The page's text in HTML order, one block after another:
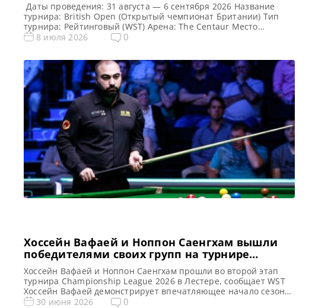
Даты проведения: 31 августа — 6 сентября 2026 Название
турнира: British Open (Открытый чемпионат Британии) Тип
турнира: Рейтинговый (WST) Арена: The Centaur Место
проведения (населенный пункт, город, страна): Челтнем,
Особенность формата: после каждого раунда проходит
случайная жеребьевка (пары игроков формируются случайным
образом)!!! Турнирная […]
8 июля 2026 0
Хоссейн Вафаей и Ноппон Саенгхам вышли
победителями своих групп на турнире
Championship League 2026
Хоссейн Вафаей и Ноппон Саенгхам прошли во второй этап
турнира Championship League 2026 в Лестере, сообщает WST
Хоссейн Вафаей демонстрирует впечатляющее начало сезона
2026-27, обеспечив себе первое место в 18 группе и пройдя во
30 июня 2026 0